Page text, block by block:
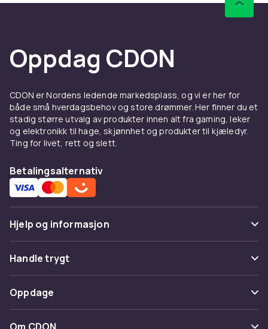
Oppdag CDON
CDON er Nordens ledende markedsplass, og vi er her for
både små hverdagsbehov og store drømmer. Her finner du et
stadig større utvalg av produkter innen alt fra gaming, leker
og elektronikk til hage, skjønnhet og produkter til kjæledyr.
Ting for livet, rett og slett.
Betalingsalternativ
Hjelp og informasjon
Vanlige spørsmål
Spor pakke
Angre & returner her
Kontakt oss
Handle trygt
Betaling
Levering
Oppdage
Kategorier